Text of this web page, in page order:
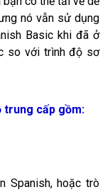
nó vẫn sử dụng
Basic khi đã ở
so với trình độ sơ
trung cấp gồm:
Spanish, hoặc trò